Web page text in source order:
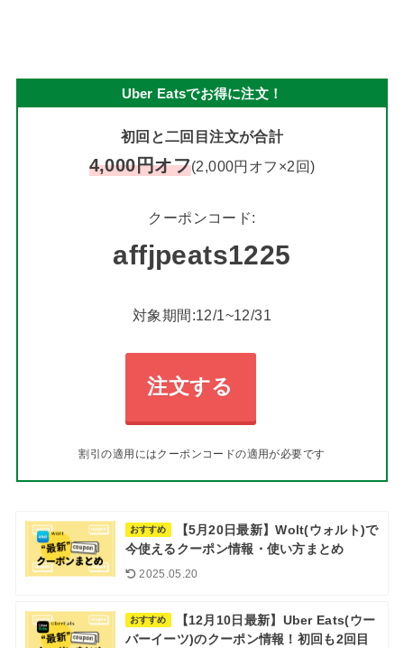
Uber Eatsでお得に注文！
初回と二回目注文が合計
4,000円オフ(2,000円オフ×2回)
クーポンコード:
affjpeats1225
対象期間:12/1~12/31
注文する
割引の適用にはクーポンコードの適用が必要です
おすすめ
【5月20日最新】Wolt(ウォルト)で
今使えるクーポン情報・使い方まとめ
2025.05.20
おすすめ
【12月10日最新】Uber Eats(ウー
バーイーツ)のクーポン情報！初回も2回目